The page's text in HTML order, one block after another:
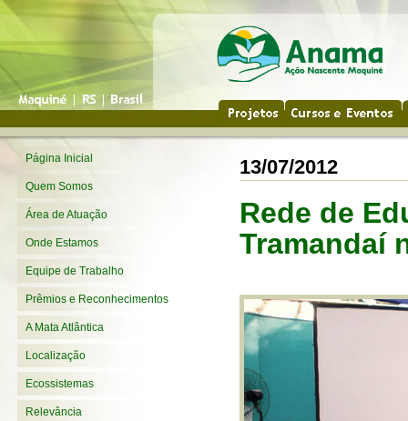
Página Inicial
Quem Somos
Área de Atuação
Onde Estamos
Equipe de Trabalho
Prêmios e Reconhecimentos
A Mata Atlântica
Localização
Ecossistemas
Relevância
13/07/2012
Rede de
Tramandaí